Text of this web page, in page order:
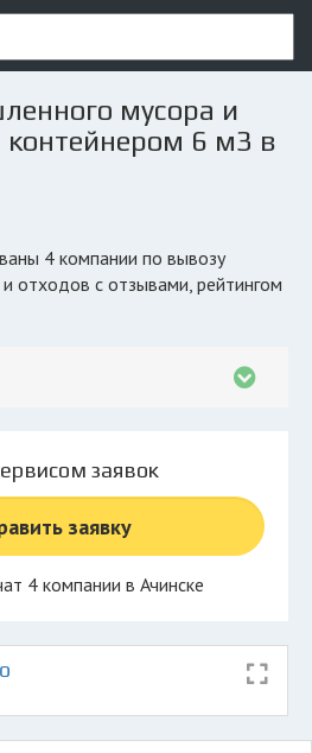
мусора и
контейнером 6 м3 в
отходов с отзывами, рейтингом
заявок
заявку
4 компании в Ачинске